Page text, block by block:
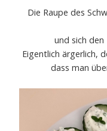
Die Raupe des
und sich den
Eigentlich ärgerlich,
dass man